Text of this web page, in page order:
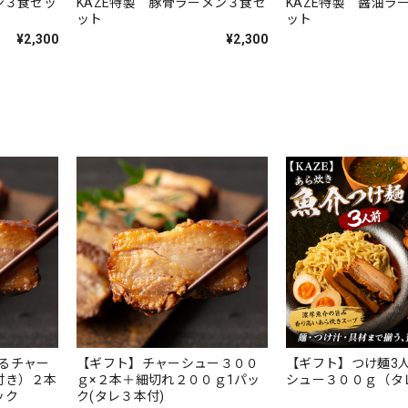
¥2,300
ット
¥2,300
ット
チャー
き）２本
ク
【ギフト】チャーシュー３００
ｇ×２本＋細切れ２００ｇ1パッ
ク(タレ３本付)
【ギフト】つけ麺3
シュー３００ｇ（タ